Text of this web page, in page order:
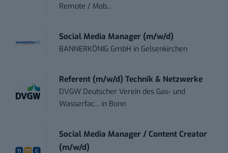
Remote / Mob...
Social Media Manager (m/w/d)
BANNERKÖNIG GmbH in Gelsenkirchen
Referent (m/w/d) Technik & Netzwerke
DVGW Deutscher Verein des Gas- und
Wasserfac... in Bonn
Social Media Manager / Content Creator
(m/w/d)